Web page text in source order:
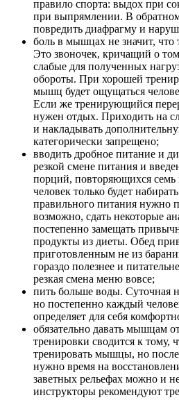
правило спорта: выдох при
при выпрямлении. В
повредить диафрагму и
боль в мышцах не значит,
Это звоночек, кричащий о
слабые для полученных
обороты. При хорошей
мышц будет ощущаться
Если же тренирующийся
нужен отдых. Приходить на
и накладывать
категорически запрещено;
вводить дробное питание и
резкой смене питания и
порций, повторяющихся семь
человек только будет
правильного питания нужно
возможно, сдать некоторые
постепенно замещать
продукты из диеты. Обед
приготовленным не из
гораздо полезнее и
резкая смена меню вовсе;
пить больше воды. Суточная
но постепенно каждый
определяет для себя
обязательно давать мышцам
тренировки сводится к тому,
тренировать мышцы, но
нужно время на
заветных рельефах можно и
инструкторы рекомендуют